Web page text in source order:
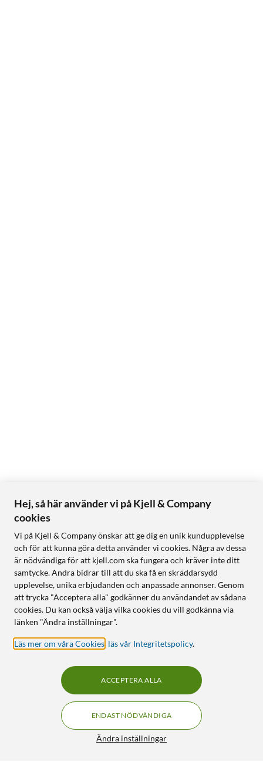
Hej, så här använder vi på Kjell & Company
cookies
Vi på Kjell & Company önskar att ge dig en unik kundupplevelse
och för att kunna göra detta använder vi cookies. Några av dessa
är nödvändiga för att kjell.com ska fungera och kräver inte ditt
samtycke. Andra bidrar till att du ska få en skräddarsydd
upplevelse, unika erbjudanden och anpassade annonser. Genom
att trycka "Acceptera alla" godkänner du användandet av sådana
cookies. Du kan också välja vilka cookies du vill godkänna via
länken "Ändra inställningar".
Läs mer om våra Cookies läs vår Integritetspolicy.
Ändra inställningar
ENDAST NÖDVÄNDIGA
ACCEPTERA ALLA